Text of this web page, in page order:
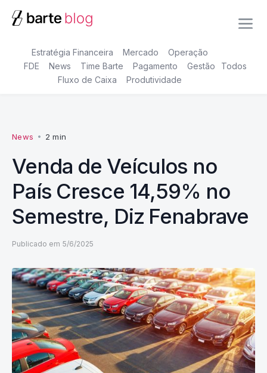
Estratégia Financeira Mercado
Operação
FDE
News Time Barte Pagamento
Gestão
Fluxo de Caixa
Produtividade
Todos
News • 2 min
Venda de Veículos no
País Cresce 14,59% no
Semestre, Diz Fenabrave
Publicado em 5/6/2025